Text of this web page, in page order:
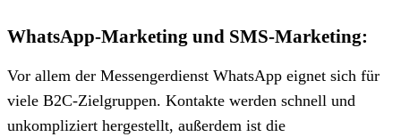
WhatsApp-Marketing und SMS-Marketing:
Vor allem der Messengerdienst WhatsApp eignet sich für
viele B2C-Zielgruppen. Kontakte werden schnell und
unkompliziert hergestellt, außerdem ist die